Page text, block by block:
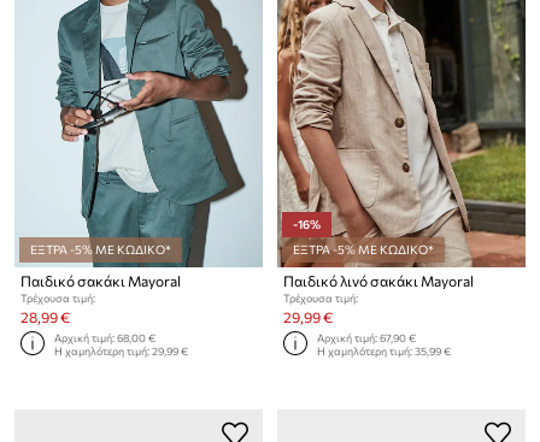
ΕΞΤΡΑ -5% ΜΕ ΚΩΔΙΚΟ*
Παιδικό σακάκι Mayoral
Τρέχουσα τιμή:
28,99 €
Αρχική τιμή:68,00 €
Η χαμηλότερη τιμή:29,99 €
-16%
ΕΞΤΡΑ -5% ΜΕ ΚΩΔΙΚΟ*
Παιδικό λινό σακάκι Mayoral
Τρέχουσα τιμή:
29,99 €
Αρχική τιμή:67,90 €
Η χαμηλότερη τιμή:35,99 €